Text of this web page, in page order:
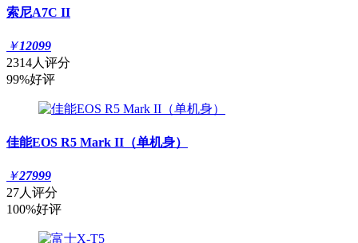
索尼A7C II
￥12099
2314人评分
99%好评
佳能EOS R5 Mark II（单机身）
￥27999
27人评分
100%好评